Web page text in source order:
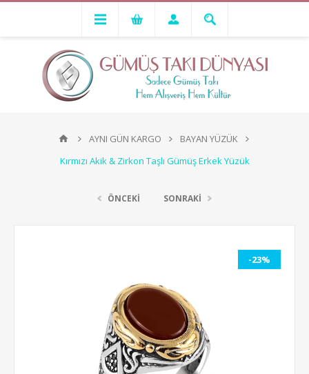
AYNI GÜN KARGO
BAYAN YÜZÜK
Kırmızı Akik & Zirkon Taşlı Gümüş Erkek Yüzük
ÖNCEKİ SONRAKİ
-23%